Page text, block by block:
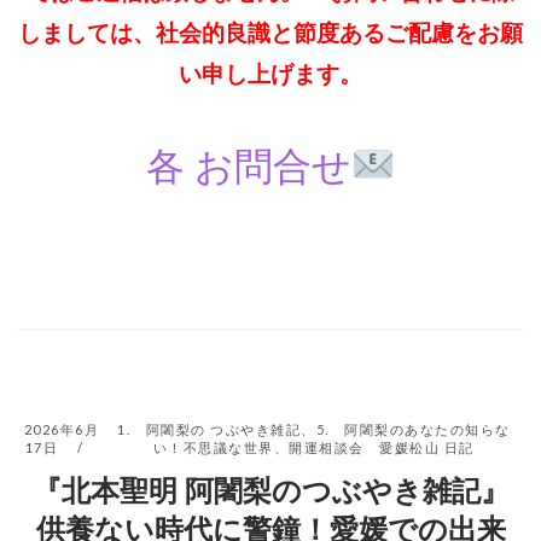
しましては、社会的良識と節度あるご配慮をお願
い申し上げます。
各 お問合せ
2026年6月
17日
1. 阿闍梨の つぶやき雑記
5. 阿闍梨のあなたの知らな
い！不思議な世界
開運相談会 愛媛松山 日記
『北本聖明 阿闍梨のつぶやき雑記』
供養ない時代に警鐘！愛媛での出来